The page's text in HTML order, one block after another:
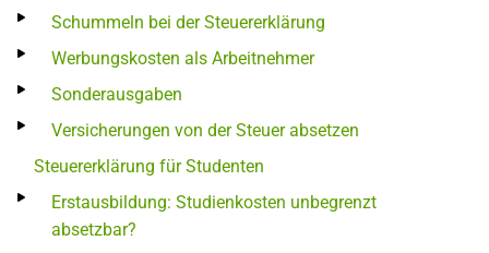
Schummeln bei der Steuererklärung
Werbungskosten als Arbeitnehmer
Sonderausgaben
Versicherungen von der Steuer absetzen
Steuererklärung für Studenten
Erstausbildung: Studienkosten unbegrenzt
absetzbar?